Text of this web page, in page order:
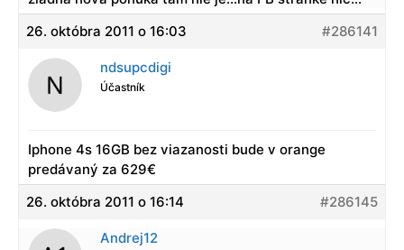
26. októbra 2011 o 16:03
#286141
ndsupcdigi
Účastník
Iphone 4s 16GB bez viazanosti bude v orange
predávaný za 629€
26. októbra 2011 o 16:14
#286145
Andrej12